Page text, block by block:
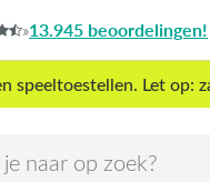
»13.945 beoordelingen!
speeltoestellen. Let op: